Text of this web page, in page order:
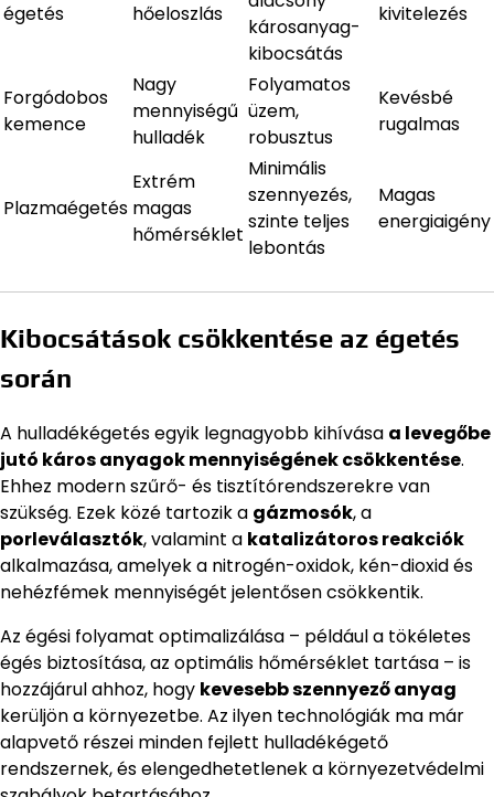
égetés hőeloszlás
károsanyag-
kibocsátás
kivitelezés
Forgódobos
kemence
Nagy
mennyiségű
hulladék
Folyamatos
üzem,
robusztus
Kevésbé
rugalmas
Plazmaégetés
Extrém
magas
hőmérséklet
Minimális
szennyezés,
szinte teljes
lebontás
Magas
energiaigény
Kibocsátások csökkentése az égetés
során
A hulladékégetés egyik legnagyobb kihívása a levegőbe
jutó káros anyagok mennyiségének csökkentése.
Ehhez modern szűrő- és tisztítórendszerekre van
szükség. Ezek közé tartozik a gázmosók, a
porleválasztók, valamint a katalizátoros reakciók
alkalmazása, amelyek a nitrogén-oxidok, kén-dioxid és
nehézfémek mennyiségét jelentősen csökkentik.
Az égési folyamat optimalizálása – például a tökéletes
égés biztosítása, az optimális hőmérséklet tartása – is
hozzájárul ahhoz, hogy kevesebb szennyező anyag
kerüljön a környezetbe. Az ilyen technológiák ma már
alapvető részei minden fejlett hulladékégető
rendszernek, és elengedhetetlenek a környezetvédelmi